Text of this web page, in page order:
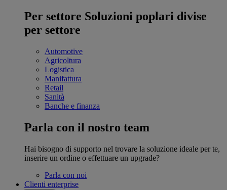
Per settore Soluzioni poplari divise
per settore
Automotive
Agricoltura
Logistica
Manifattura
Retail
Sanità
Banche e finanza
Parla con il nostro team
Hai bisogno di supporto nel trovare la soluzione ideale per te,
inserire un ordine o effettuare un upgrade?
Parla con noi
Clienti enterprise